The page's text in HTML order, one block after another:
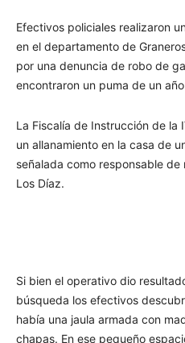
Efectivos policiales realizaron
en el departamento de
por una denuncia de robo de
encontraron un puma de un
La Fiscalía de Instrucción de la
un allanamiento en la casa de
señalada como responsable
Los Díaz.
Si bien el operativo dio
búsqueda los efectivos
había una jaula armada con
chapas. En ese pequeño